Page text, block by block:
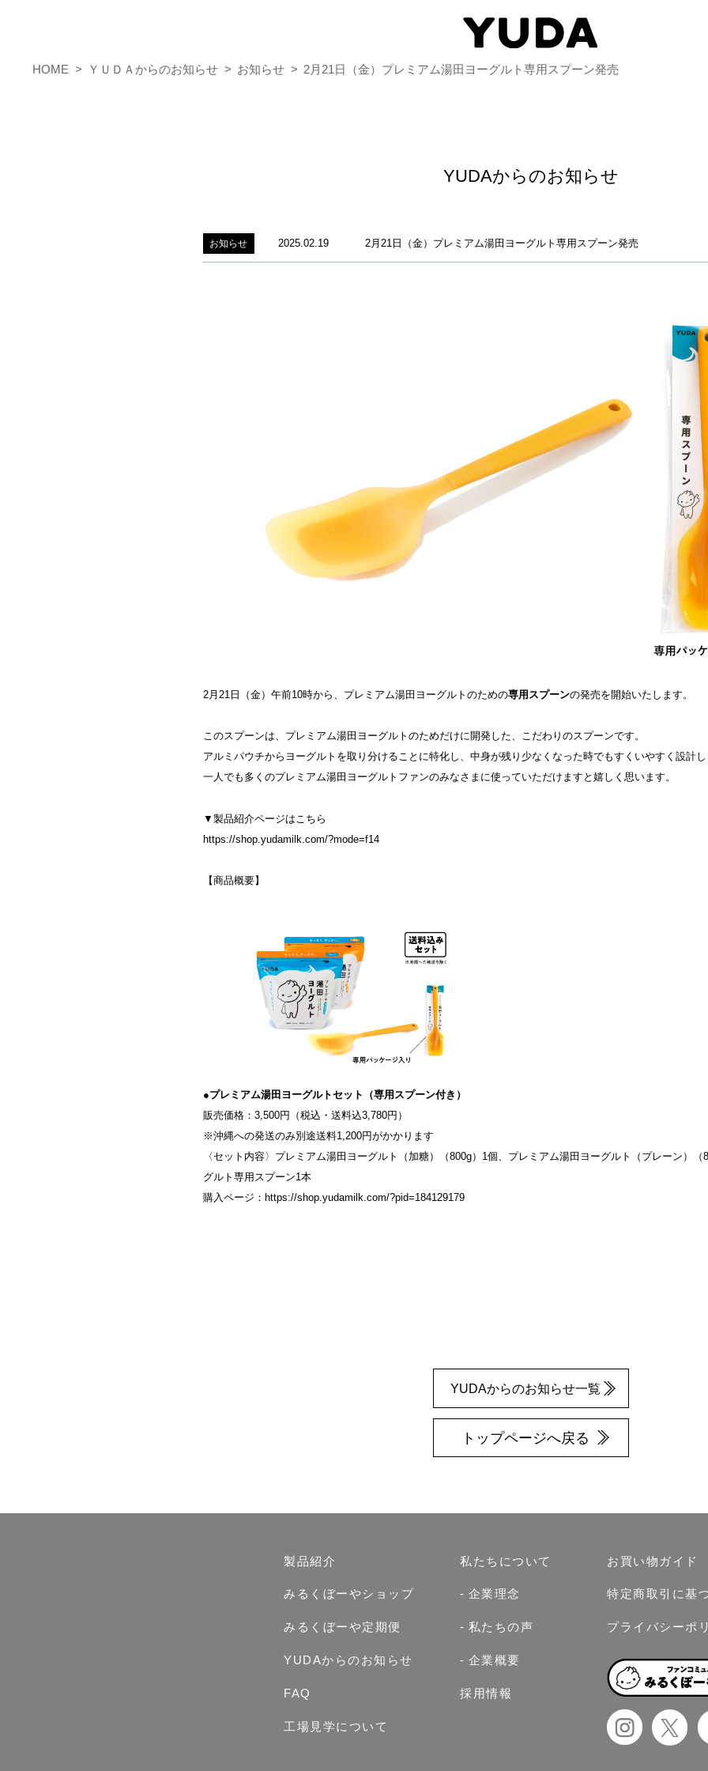
HOME ＹＵＤＡからのお知らせ お知らせ 2月21日（金）プレミアム湯田ヨーグルト専用スプーン発売
YUDAからのお知らせ
お知らせ 2025.02.19 2月21日（金）プレミアム湯田ヨーグルト専用スプーン発売
2月21日（金）午前10時から、プレミアム湯田ヨーグルトのための専用スプーンの発売を開始いたします。
このスプーンは、プレミアム湯田ヨーグルトのためだけに開発した、こだわりのスプーンです。
アルミパウチからヨーグルトを取り分けることに特化し、中身が残り少なくなった時でもすくいやすく設計
一人でも多くのプレミアム湯田ヨーグルトファンのみなさまに使っていただけますと嬉しく思います。
▼製品紹介ページはこちら
https://shop.yudamilk.com/?mode=f14
【商品概要】
●プレミアム湯田ヨーグルトセット（専用スプーン付き）
販売価格：3,500円（税込・送料込3,780円）
※沖縄への発送のみ別途送料1,200円がかかります
〈セット内容〉プレミアム湯田ヨーグルト（加糖）（800g）1個、プレミアム湯田ヨーグルト（プレーン）
グルト専用スプーン1本
購入ページ： https://shop.yudamilk.com/?pid=184129179
YUDAからのお知らせ一覧
トップページへ戻る
製品紹介
みるくぼーやショップ
みるくぼーや定期便
YUDAからのお知らせ
FAQ
工場見学について
私たちについて
企業理念
私たちの声
企業概要
採用情報
お買い物ガイド
特定商取引に基
プライバシーポ